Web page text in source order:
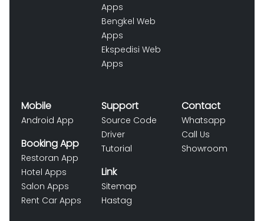
Apps
Bengkel Web
Apps
Ekspedisi Web
Apps
Mobile
Android App
Booking App
Restoran App
Hotel Apps
Salon Apps
Rent Car Apps
Support
Source Code
Driver
Tutorial
Link
Sitemap
Hastag
Contact
Whatsapp
Call Us
Showroom